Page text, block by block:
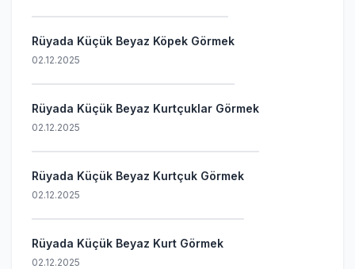
Rüyada Küçük Beyaz Köpek Görmek
02.12.2025
Rüyada Küçük Beyaz Kurtçuklar Görmek
02.12.2025
Rüyada Küçük Beyaz Kurtçuk Görmek
02.12.2025
Rüyada Küçük Beyaz Kurt Görmek
02.12.2025